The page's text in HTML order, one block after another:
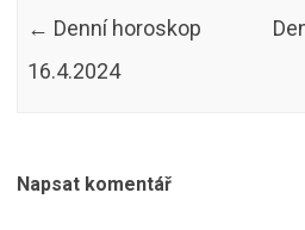
← Denní horoskop
16.4.2024
Napsat komentář